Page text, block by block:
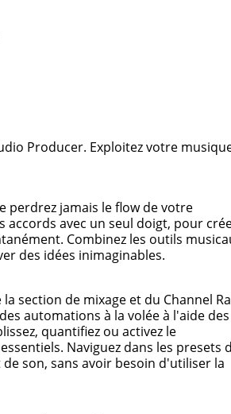
Producer. Exploitez votre
perdrez jamais le flow de votre
avec un seul doigt, pour
Combinez les outils
des idées inimaginables.
section de mixage et du Channel
automations à la volée à l'aide des
quantifiez ou activez le
Naviguez dans les presets
son, sans avoir besoin d'utiliser la